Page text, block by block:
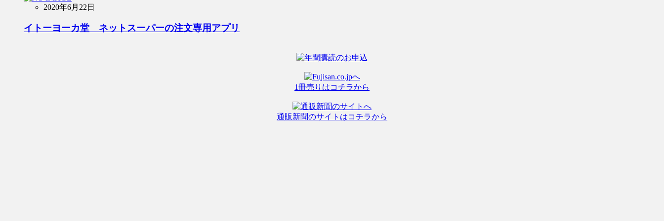
2020年6月22日
イトーヨーカ堂 ネットスーパーの注文専用アプリ
1冊売りはコチラから
通販新聞のサイトはコチラから